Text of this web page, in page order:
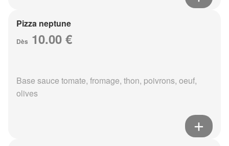
Pizza neptune
Dès 10.00 €
Base sauce tomate, fromage, thon, poivrons, oeuf,
olives